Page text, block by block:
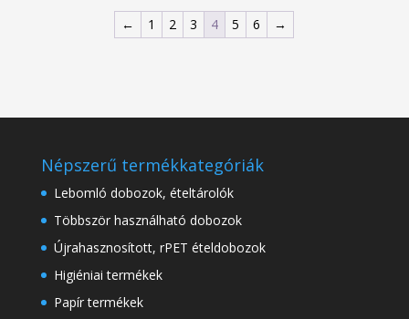
← 1 2 3 4 5 6 →
Népszerű termékkategóriák
Lebomló dobozok, ételtárolók
Többször használható dobozok
Újrahasznosított, rPET ételdobozok
Higiéniai termékek
Papír termékek